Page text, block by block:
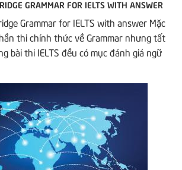
GRAMMAR FOR IELTS WITH ANSWER
Grammar for IELTS with answer Mặc
thi chính thức về Grammar nhưng tất
bài thi IELTS đều có mục đánh giá ngữ